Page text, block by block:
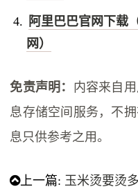
阿里巴巴官网下载
网）
免责声明： 内容来自
息存储空间服务，不
息只供参考之用。
上一篇: 玉米烫要烫